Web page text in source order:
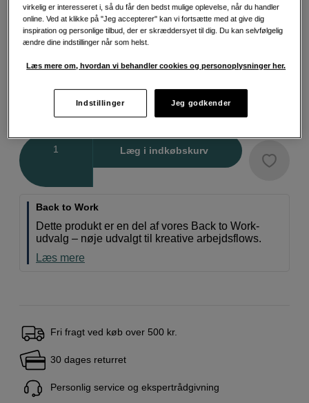
Orange Sort
149 DKK
Læg i indkøbskurv
Back to Work
Dette produkt er en del af vores Back to Work-
udvalg – nøje udvalgt til kreative arbejdsflows.
Læs mere
Fri fragt ved køb over 500 kr.
30 dages returret
Personlig service og ekspertrådgivning
virkelig er interesseret i, så du får den bedst mulige oplevelse, når du handler
online. Ved at klikke på "Jeg accepterer" kan vi fortsætte med at give dig
inspiration og personlige tilbud, der er skræddersyet til dig. Du kan selvfølgelig
ændre dine indstillinger når som helst.
Læs mere om, hvordan vi behandler cookies og personoplysninger her.
Indstillinger Jeg godkender